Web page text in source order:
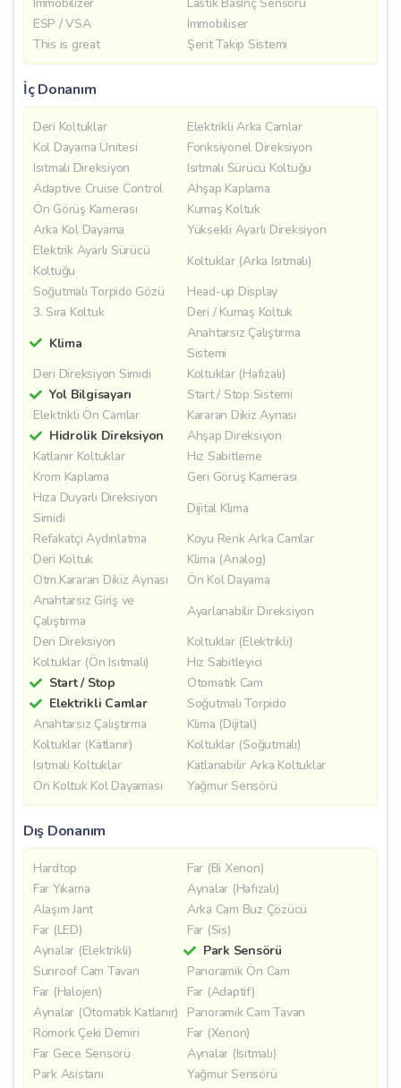
ESP / VSA
Immobiliser
This is great
Şerit Takip Sistemi
İç Donanım
Deri Koltuklar
Elektrikli Arka Camlar
Kol Dayama Ünitesi
Fonksiyonel Direksiyon
Isıtmalı Direksiyon
Isıtmalı Sürücü Koltuğu
Adaptive Cruise Control
Ahşap Kaplama
Ön Görüş Kamerası
Kumaş Koltuk
Arka Kol Dayama
Yüksekli Ayarlı Direksiyon
Elektrik Ayarlı Sürücü
Koltuğu
Koltuklar (Arka Isıtmalı)
Soğutmalı Torpido Gözü
Head-up Display
3. Sıra Koltuk
Deri / Kumaş Koltuk
Klima
Anahtarsız Çalıştırma
Sistemi
Deri Direksiyon Simidi
Koltuklar (Hafızalı)
Yol Bilgisayarı
Start / Stop Sistemi
Elektrikli Ön Camlar
Kararan Dikiz Aynası
Hidrolik Direksiyon
Ahşap Direksiyon
Katlanır Koltuklar
Hız Sabitleme
Krom Kaplama
Geri Görüş Kamerası
Hıza Duyarlı Direksiyon
Simidi
Dijital Klima
Refakatçi Aydınlatma
Koyu Renk Arka Camlar
Deri Koltuk
Klima (Analog)
Otm.Kararan Dikiz Aynası
Ön Kol Dayama
Anahtarsız Giriş ve
Çalıştırma
Ayarlanabilir Direksiyon
Deri Direksiyon
Koltuklar (Elektrikli)
Koltuklar (Ön Isıtmalı)
Hız Sabitleyici
Start / Stop
Otomatik Cam
Elektrikli Camlar
Soğutmalı Torpido
Anahtarsız Çalıştırma
Klima (Dijital)
Koltuklar (Katlanır)
Koltuklar (Soğutmalı)
Isıtmalı Koltuklar
Katlanabilir Arka Koltuklar
Ön Koltuk Kol Dayaması
Yağmur Sensörü
Dış Donanım
Hardtop
Far (Bi Xenon)
Far Yıkama
Aynalar (Hafızalı)
Alaşım Jant
Arka Cam Buz Çözücü
Far (LED)
Far (Sis)
Aynalar (Elektrikli)
Park Sensörü
Sunroof Cam Tavan
Panoramik Ön Cam
Far (Halojen)
Far (Adaptif)
Aynalar (Otomatik Katlanır)
Panoramik Cam Tavan
Römork Çeki Demiri
Far (Xenon)
Far Gece Sensörü
Aynalar (Isıtmalı)
Park Asistanı
Yağmur Sensörü